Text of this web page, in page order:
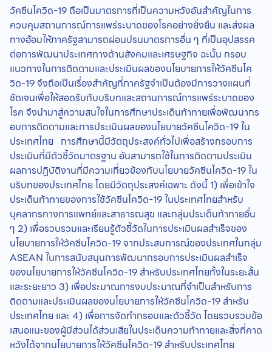
วัคซีนโควิด-19 ถือเป็นมาตรการที่เป็นความหวังอันสำคัญในการ
ควบคุมสถานการณ์การแพร่ระบาดของโรคอย่างยั่งยืน และส่งผล
ทางอ้อมให้ภาครัฐสามารถผ่อนปรนมาตรการอื่น ๆ ที่เป็นอุปสรรค
ต่อการพัฒนาประเทศทางด้านสังคมและเศรษฐกิจ ฉะนั้น กรอบ
แนวทางในการติดตามและประเมินผลของนโยบายการให้วัคซีนโค
วิด-19 จึงถือเป็นเรื่องสำคัญที่ภาครัฐจำเป็นต้องมีการวางแผนที่
ชัดเจนเพื่อให้สอดรับกับบริบทและสถานการณ์การแพร่ระบาดของ
โรค จึงนำมาสู่ความสนใจในการศึกษาประเด็นท้าทายเพื่อพัฒนากร
อบการติดตามและการประเมินผลของนโยบายวัคซีนโควิด-19 ใน
ประเทศไทย การศึกษานี้มีวัตถุประสงค์ทั่วไปเพื่อสร้างกรอบการ
ประเมินที่มีตัวชี้วัดมาตรฐาน อันสามารถใช้ในการติดตามประเมิน
ผลการปฏิบัติงานที่มีความเกี่ยวข้องกับนโยบายวัคซีนโควิด-19 ใน
บริบทของประเทศไทย โดยมีวัตถุประสงค์เฉพาะ ดังนี้ 1) เพื่อเข้าใจ
ประเด็นท้าทายของการใช้วัคซีนโควิด-19 ในประเทศไทยสำหรับ
บุคลากรทางการแพทย์และสาธารณสุข และกลุ่มประเด็นท้าทายอื่น
ๆ 2) เพื่อรวบรวมและเรียนรู้ตัวชี้วัดในการประเมินผลสำเร็จของ
นโยบายการให้วัคซีนโควิด-19 จากประสบการณ์ของประเทศในกลุ่ม
ASEAN ในการสนับสนุนการพัฒนากรอบการประเมินผลสำเร็จ
ของนโยบายการให้วัคซีนโควิด-19 สำหรับประเทศไทยทั้งในระยะสั้น
และระยะยาว 3) เพื่อประมาณการงบประมาณที่จำเป็นสำหรับการ
ติดตามและประเมินผลของนโยบายการให้วัคซีนโควิด-19 สำหรับ
ประเทศไทย และ 4) เพื่อการจัดทำกรอบและตัวชี้วัด โดยรวบรวมข้อ
เสนอแนะของผู้มีส่วนได้ส่วนเสียในประเด็นความท้าทายและสิ่งที่คาด
หวังได้จากนโยบายการให้วัคซีนโควิด-19 สำหรับประเทศไทย